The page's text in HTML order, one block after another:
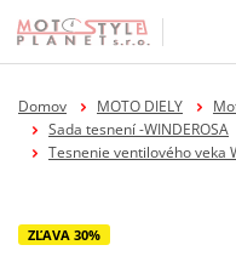
Domov MOTO DIELY
Sada tesnení -WINDEROSA
Tesnenie ventilového veka
ZĽAVA 30%